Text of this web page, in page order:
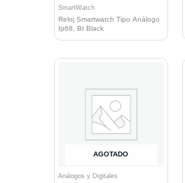
SmartWatch
Reloj Smartwatch Tipo Análogo
Ip68, Bt Black
AGOTADO
Análogos y Digitales